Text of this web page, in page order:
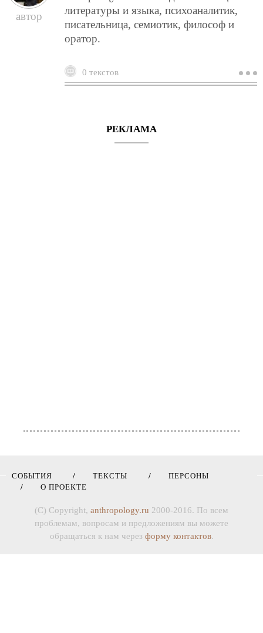
литературы и языка, психоаналитик,
писательница, семиотик, философ и
оратор.
0 текстов
РЕКЛАМА
СОБЫТИЯ ТЕКСТЫ
ПЕРСОНЫ
О ПРОЕКТЕ
(C) Copyright, anthropology.ru 2000-2016. По всем
проблемам, вопросам и предложениям вы можете
обращаться к нам через форму контактов.